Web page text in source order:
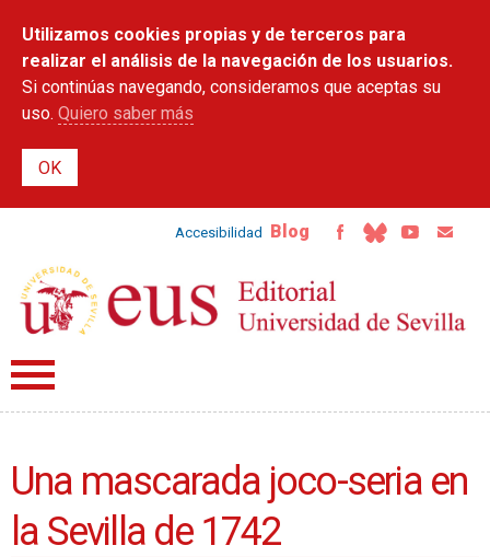
contenido
principal
Utilizamos cookies propias y de terceros para
realizar el análisis de la navegación de los usuarios.
Si continúas navegando, consideramos que aceptas su
uso. Quiero saber más
Accesibilidad Blog
Una mascarada joco-seria en
la Sevilla de 1742